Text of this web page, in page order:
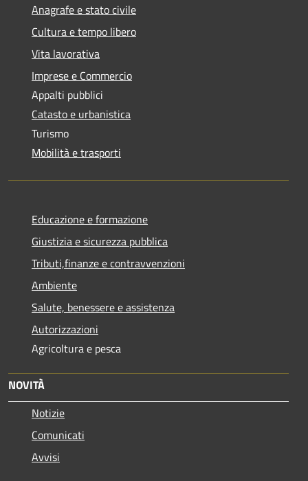
Anagrafe e stato civile
Cultura e tempo libero
Vita lavorativa
Imprese e Commercio
Appalti pubblici
Catasto e urbanistica
Turismo
Mobilità e trasporti
Educazione e formazione
Giustizia e sicurezza pubblica
Tributi,finanze e contravvenzioni
Ambiente
Salute, benessere e assistenza
Autorizzazioni
Agricoltura e pesca
NOVITÀ
Notizie
Comunicati
Avvisi